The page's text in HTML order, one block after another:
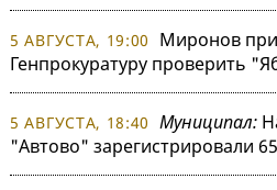
5 АВГУСТА, 19:00
Миронов
Генпрокуратуру проверить
5 АВГУСТА, 18:40 Муниципал:
"Автово" зарегистрировали